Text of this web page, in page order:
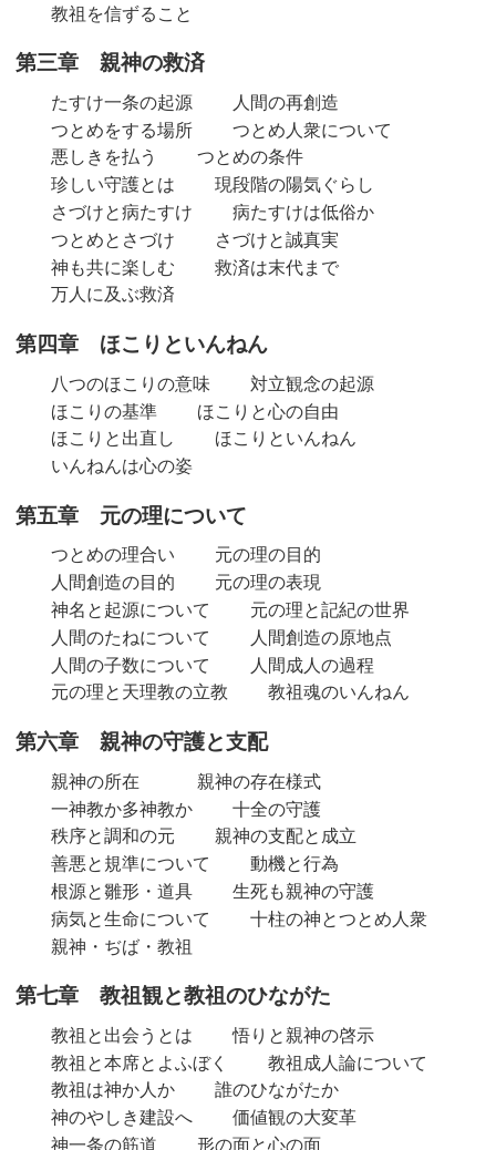
教祖を信ずること
第三章 親神の救済
たすけ一条の起源
人間の再創造
つとめをする場所
つとめ人衆について
悪しきを払う
つとめの条件
珍しい守護とは
現段階の陽気ぐらし
さづけと病たすけ
病たすけは低俗か
つとめとさづけ
さづけと誠真実
神も共に楽しむ
救済は末代まで
万人に及ぶ救済
第四章 ほこりといんねん
八つのほこりの意味
対立観念の起源
ほこりの基準
ほこりと心の自由
ほこりと出直し
ほこりといんねん
いんねんは心の姿
第五章 元の理について
つとめの理合い
元の理の目的
人間創造の目的
元の理の表現
神名と起源について
元の理と記紀の世界
人間のたねについて
人間創造の原地点
人間の子数について
人間成人の過程
元の理と天理教の立教
教祖魂のいんねん
第六章 親神の守護と支配
親神の所在
親神の存在様式
一神教か多神教か
十全の守護
秩序と調和の元
親神の支配と成立
善悪と規準について
動機と行為
根源と雛形・道具
生死も親神の守護
病気と生命について
十柱の神とつとめ人衆
親神・ぢば・教祖
第七章 教祖観と教祖のひながた
教祖と出会うとは
悟りと親神の啓示
教祖と本席とよふぼく
教祖成人論について
教祖は神か人か
誰のひながたか
神のやしき建設へ
価値観の大変革
神一条の筋道
形の面と心の面